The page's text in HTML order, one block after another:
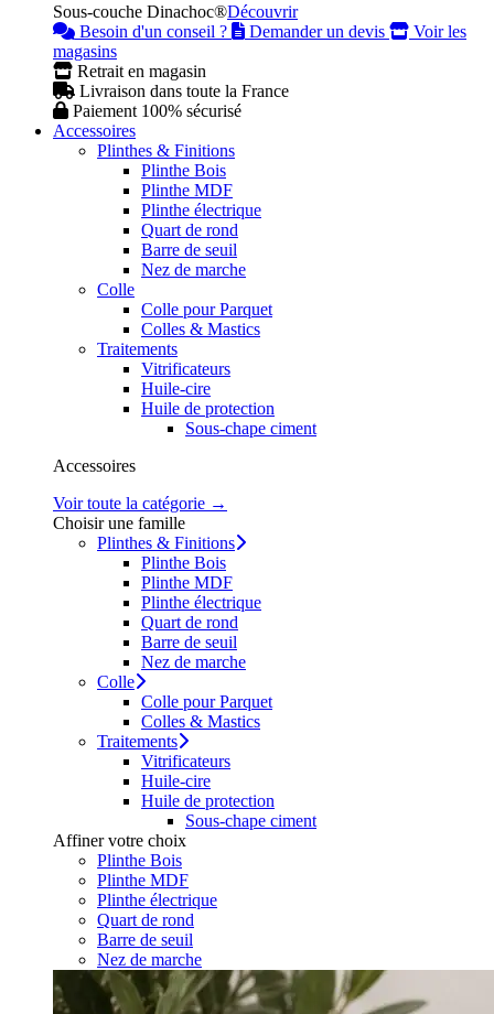
Sous-couche Dinachoc®Découvrir
Besoin d'un conseil ?
Demander un devis
Voir les
magasins
Retrait en magasin
Livraison dans toute la France
Paiement 100% sécurisé
Accessoires
Plinthes & Finitions
Plinthe Bois
Plinthe MDF
Plinthe électrique
Quart de rond
Barre de seuil
Nez de marche
Colle
Colle pour Parquet
Colles & Mastics
Traitements
Vitrificateurs
Huile-cire
Huile de protection
Sous-chape ciment
Accessoires
Voir toute la catégorie →
Choisir une famille
Plinthes & Finitions
Plinthe Bois
Plinthe MDF
Plinthe électrique
Quart de rond
Barre de seuil
Nez de marche
Colle
Colle pour Parquet
Colles & Mastics
Traitements
Vitrificateurs
Huile-cire
Huile de protection
Sous-chape ciment
Affiner votre choix
Plinthe Bois
Plinthe MDF
Plinthe électrique
Quart de rond
Barre de seuil
Nez de marche